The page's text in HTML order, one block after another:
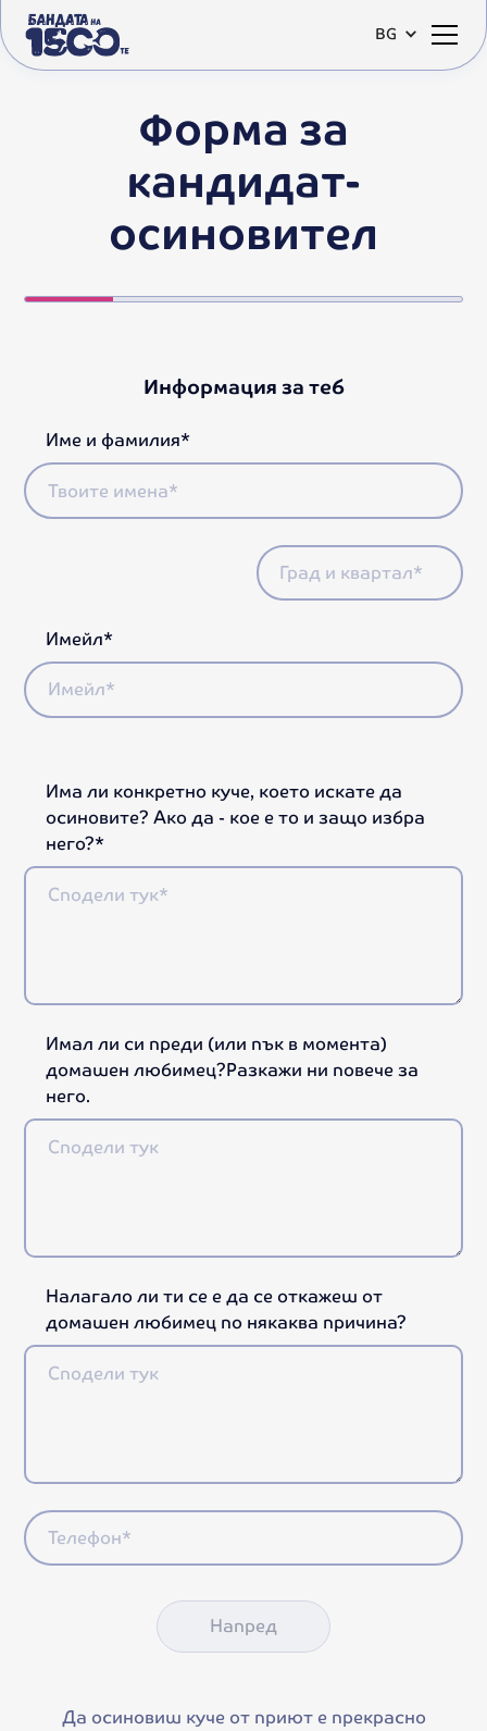
BG
Форма за
кандидат-
осиновител
Информация за теб
Име и фамилия*
Имейл*
Има ли конкретно куче, което искате да
осиновите? Ако да - кое е то и защо избра
него?*
Имал ли си преди (или пък в момента)
домашен любимец?Разкажи ни повече за
него.
Налагало ли ти се е да се откажеш от
домашен любимец по някаква причина?
Напред
Да осиновиш куче от приют е прекрасно